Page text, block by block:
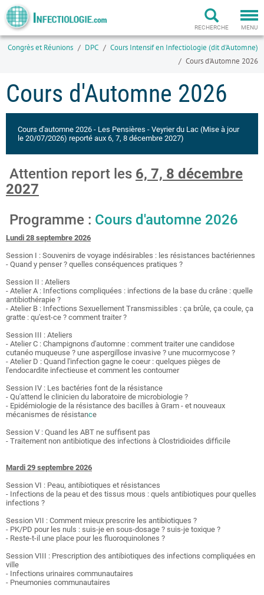
MENU
RECHERCHE
Congrès et Réunions DPC
Cours Intensif en Infectiologie (dit d'Automne)
Cours d'Automne 2026
Cours d'Automne 2026
Cours d'automne 2026 - Les Pensières - Veyrier du Lac (Mise à jour
le 20/07/2026) reporté aux 6, 7, 8 décembre 2027)
️ Attention report les 6, 7, 8 décembre
2027
Programme : Cours d'automne 2026
Lundi 28 septembre 2026
Session I : Souvenirs de voyage indésirables : les résistances bactériennes
- Quand y penser ? quelles conséquences pratiques ?
Session II : Ateliers
- Atelier A : Infections compliquées : infections de la base du crâne : quelle
antibiothérapie ?
- Atelier B : Infections Sexuellement Transmissibles : ça brûle, ça coule, ça
gratte : qu'est-ce ? comment traiter ?
Session III : Ateliers
- Atelier C : Champignons d'automne : comment traiter une candidose
cutanéo muqueuse ? une aspergillose invasive ? une mucormycose ?
- Atelier D : Quand l'infection gagne le coeur : quelques pièges de
l'endocardite infectieuse et comment les contourner
Session IV : Les bactéries font de la résistance
- Qu'attend le clinicien du laboratoire de microbiologie ?
- Epidémiologie de la résistance des bacilles à Gram - et nouveaux
mécanismes de résistance
Session V : Quand les ABT ne suffisent pas
- Traitement non antibiotique des infections à Clostridioides difficile
Mardi 29 septembre 2026
Session VI : Peau, antibiotiques et résistances
- Infections de la peau et des tissus mous : quels antibiotiques pour quelles
infections ?
Session VII : Comment mieux prescrire les antibiotiques ?
- PK/PD pour les nuls : suis-je en sous-dosage ? suis-je toxique ?
- Reste-t-il une place pour les fluoroquinolones ?
Session VIII : Prescription des antibiotiques des infections compliquées en
ville
- Infections urinaires communautaires
- Pneumonies communautaires